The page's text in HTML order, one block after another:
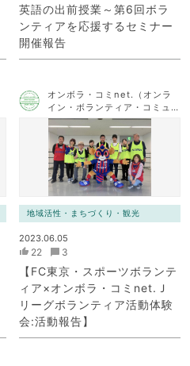
英語の出前授業～第6回ボラ
ンティアを応援するセミナー
開催報告
オンボラ・コミnet.（オンラ
イン・ボランティア・コミュ
ニケーション・ネットワー
ク）
地域活性・まちづくり・観光
2023.06.05
22 3
【FC東京・スポーツボランテ
ィア×オンボラ・コミnet.Ｊ
リーグボランティア活動体験
会:活動報告】